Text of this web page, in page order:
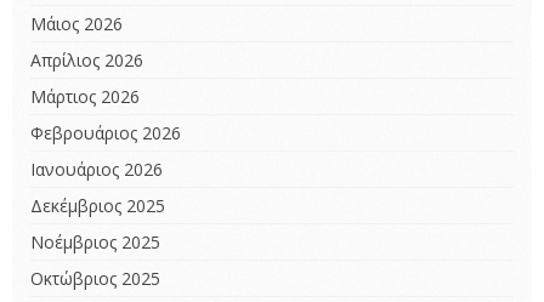
Μάιος 2026
Απρίλιος 2026
Μάρτιος 2026
Φεβρουάριος 2026
Ιανουάριος 2026
Δεκέμβριος 2025
Νοέμβριος 2025
Οκτώβριος 2025